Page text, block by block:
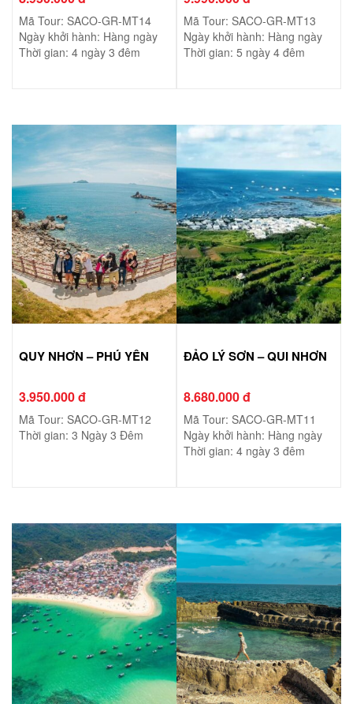
Mã Tour: SACO-GR-MT14
Ngày khởi hành: Hàng ngày
Thời gian: 4 ngày 3 đêm
Mã Tour: SACO-GR-MT13
Ngày khởi hành: Hàng ngày
Thời gian: 5 ngày 4 đêm
QUY NHƠN – PHÚ YÊN
3.950.000 đ
Mã Tour: SACO-GR-MT12
Thời gian: 3 Ngày 3 Đêm
ĐẢO LÝ SƠN – QUI NHƠN
8.680.000 đ
Mã Tour: SACO-GR-MT11
Ngày khởi hành: Hàng ngày
Thời gian: 4 ngày 3 đêm